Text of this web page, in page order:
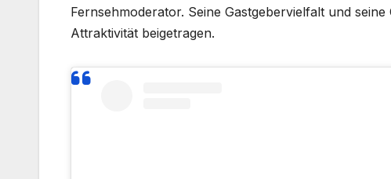
Fernsehmoderator. Seine Gastgebervielfalt und
Attraktivität beigetragen.